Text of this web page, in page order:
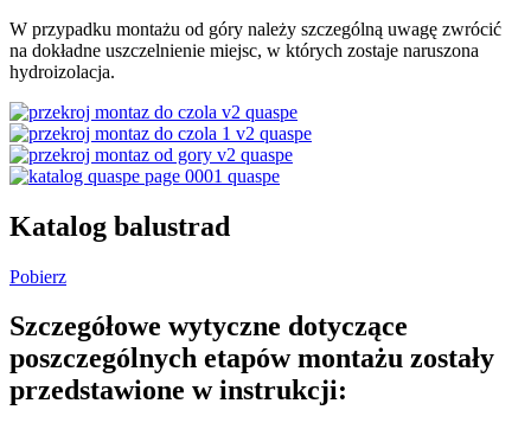
W przypadku montażu od góry należy szczególną uwagę zwrócić
na dokładne uszczelnienie miejsc, w których zostaje naruszona
hydroizolacja.
Katalog balustrad
Pobierz
Szczegółowe wytyczne dotyczące
poszczególnych etapów montażu zostały
przedstawione w instrukcji: